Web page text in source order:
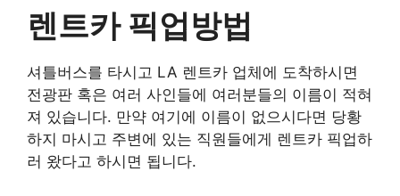
렌트카 픽업방법
셔틀버스를 타시고 LA 렌트카 업체에 도착하시면
전광판 혹은 여러 사인들에 여러분들의 이름이 적혀
져 있습니다. 만약 여기에 이름이 없으시다면 당황
하지 마시고 주변에 있는 직원들에게 렌트카 픽업하
러 왔다고 하시면 됩니다.